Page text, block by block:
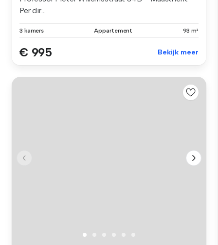
Per dir...
3 kamers Appartement 93 m²
€ 995 Bekijk meer